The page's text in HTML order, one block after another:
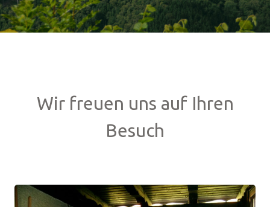
Wir freuen uns auf Ihren
Besuch